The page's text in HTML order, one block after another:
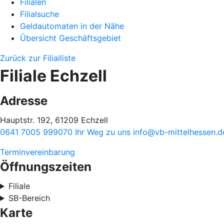
Filialen
Filialsuche
Geldautomaten in der Nähe
Übersicht Geschäftsgebiet
Zurück zur Filialliste
Filiale Echzell
Adresse
Hauptstr. 192, 61209 Echzell
0641 7005 999070 Ihr Weg zu uns info@vb-
Terminvereinbarung
Öffnungszeiten
Filiale
SB-Bereich
Karte